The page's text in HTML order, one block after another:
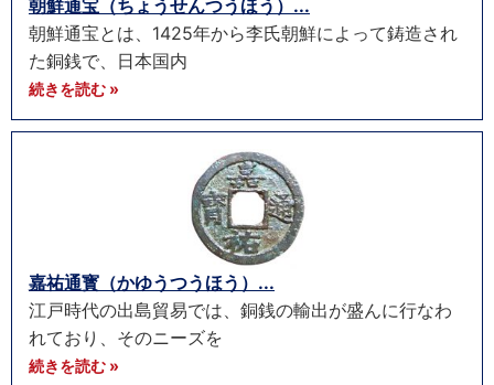
朝鮮通宝（ちょうせんつうほう）...
朝鮮通宝とは、1425年から李氏朝鮮によって鋳造され
た銅銭で、日本国内
続きを読む »
嘉祐通寳（かゆうつうほう）...
江戸時代の出島貿易では、銅銭の輸出が盛んに行なわ
れており、そのニーズを
続きを読む »